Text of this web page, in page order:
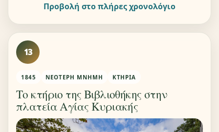
Προβολή στο πλήρες χρονολόγιο
13
1845 ΝΕΌΤΕΡΗ ΜΝΉΜΗ ΚΤΉΡΙΑ
Το κτήριο της Βιβλιοθήκης στην
πλατεία Αγίας Κυριακής